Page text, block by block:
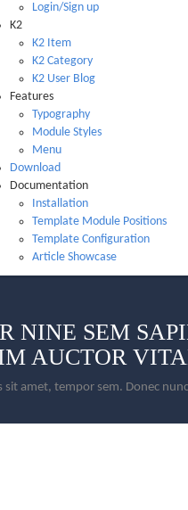
Login/Sign up
K2
K2 Item
K2 Category
K2 User Blog
Features
Typography
Module Styles
Menu
Download
Documentation
Installation
Template Module Positions
Template Configuration
Article Showcase
NINE SEM
AUCTOR
amet, tempor sem. Donec